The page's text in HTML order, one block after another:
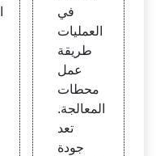
في
العمليات
طريقة
عمل
محطات
المعالجة.
تعد
جودة